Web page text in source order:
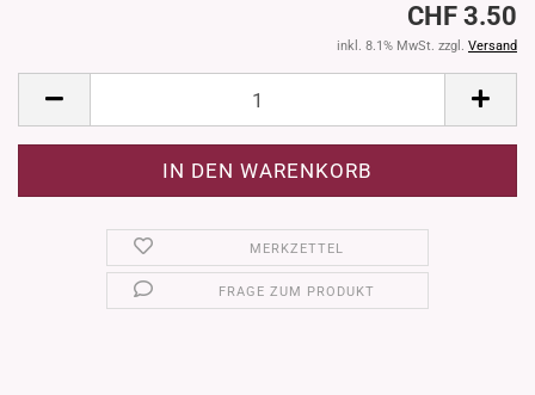
CHF 3.50
inkl. 8.1% MwSt. zzgl. Versand
MERKZETTEL
FRAGE ZUM PRODUKT